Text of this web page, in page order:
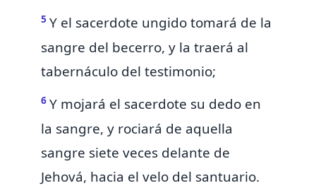
5 Y el sacerdote ungidotomará de la
sangre del becerro, y la traerá al
tabernáculo del testimonio;
6 Y mojará el sacerdote su dedo en
la sangre, y rociará de aquella
sangre siete veces delante de
Jehová, hacia el velo del santuario.